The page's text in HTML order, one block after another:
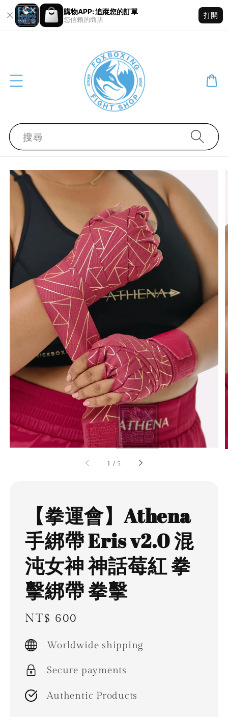
購物APP: 追蹤您的訂單
您信賴的商店
打開
搜尋
1 / 5
【拳運會】Athena
手綁帶 Eris v2.0 混
沌女神 神話莓紅 拳
擊綁帶 拳擊
Regular
NT$ 600
Worldwide shipping
Secure payments
Authentic Products